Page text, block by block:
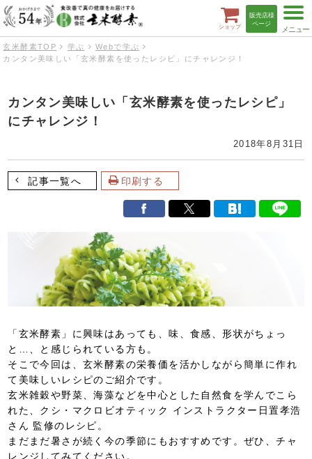
t
o
g
g
i
ショップ
販売店様
ページ
玄米酵素TOP 学ぶ
Webで学ぶ
カンタン美味しい「玄米酵素を使ったレシピ」にチャレンジ！
カンタン美味しい「玄米酵素を使ったレシピ」
にチャレンジ！
2018年8月31日
記事一覧へ 印刷する
「玄米酵素」に興味はあっても、味、食感、形状がちょっ
と…、と感じられている方も。
そこで今回は、玄米酵素の栄養価を活かしながら簡単に作れ
て美味しいレシピのご紹介です。
玄米雑穀や野菜、海藻などを中心とした自然食を学んでこら
れた、クシ・マクロビオティック インストラクター日置孝浩
さん 監修のレシピ。
まだまだ暑さが続く今の季節にもおすすめです。ぜひ、チャ
レンジしてみてください。